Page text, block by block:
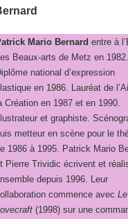
Mario Bernard entre à
Beaux-arts de Metz en
national d’expression
en 1986. Lauréat de
Création en 1987 et en 1990.
et graphiste.
metteur en scène pour le
1986 à 1995. Patrick Mario
Pierre Trividic écrivent et
depuis 1996. Leur
commence avec
(1998) sur une